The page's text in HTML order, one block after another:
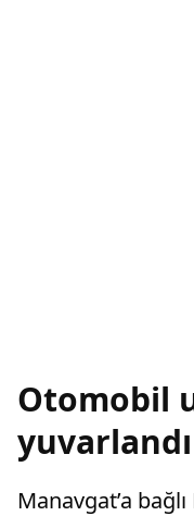
Otomobil
yuvarlandı
Manavgat’a